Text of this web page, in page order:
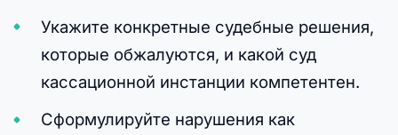
Укажите конкретные судебные решения,
которые обжалуются, и какой суд
кассационной инстанции компетентен.
Сформулируйте нарушения как